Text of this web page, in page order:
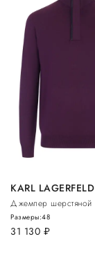
KARL LAGERFELD
Джемпер шерстяной
31 130 руб.
Размеры:48